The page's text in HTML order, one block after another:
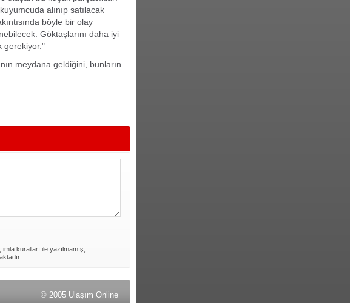
alınıp satılacak
böyle bir olay
Göktaşlarını daha iyi
gerekiyor."
meydana geldiğini, bunların
kuralları ile yazılmamış,
© 2005 Ulaşım Online